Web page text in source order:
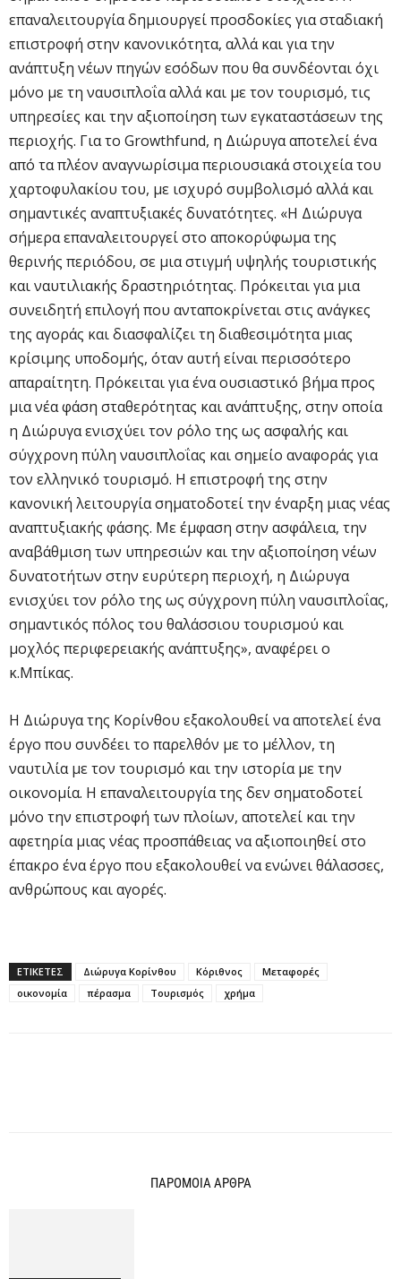
επαναλειτουργία δημιουργεί προσδοκίες για σταδιακή
επιστροφή στην κανονικότητα, αλλά και για την
ανάπτυξη νέων πηγών εσόδων που θα συνδέονται όχι
μόνο με τη ναυσιπλοΐα αλλά και με τον τουρισμό, τις
υπηρεσίες και την αξιοποίηση των εγκαταστάσεων της
περιοχής. Για το Growthfund, η Διώρυγα αποτελεί ένα
από τα πλέον αναγνωρίσιμα περιουσιακά στοιχεία του
χαρτοφυλακίου του, με ισχυρό συμβολισμό αλλά και
σημαντικές αναπτυξιακές δυνατότητες. «Η Διώρυγα
σήμερα επαναλειτουργεί στο αποκορύφωμα της
θερινής περιόδου, σε μια στιγμή υψηλής τουριστικής
και ναυτιλιακής δραστηριότητας. Πρόκειται για μια
συνειδητή επιλογή που ανταποκρίνεται στις ανάγκες
της αγοράς και διασφαλίζει τη διαθεσιμότητα μιας
κρίσιμης υποδομής, όταν αυτή είναι περισσότερο
απαραίτητη. Πρόκειται για ένα ουσιαστικό βήμα προς
μια νέα φάση σταθερότητας και ανάπτυξης, στην οποία
η Διώρυγα ενισχύει τον ρόλο της ως ασφαλής και
σύγχρονη πύλη ναυσιπλοΐας και σημείο αναφοράς για
τον ελληνικό τουρισμό. Η επιστροφή της στην
κανονική λειτουργία σηματοδοτεί την έναρξη μιας νέας
αναπτυξιακής φάσης. Με έμφαση στην ασφάλεια, την
αναβάθμιση των υπηρεσιών και την αξιοποίηση νέων
δυνατοτήτων στην ευρύτερη περιοχή, η Διώρυγα
ενισχύει τον ρόλο της ως σύγχρονη πύλη ναυσιπλοΐας,
σημαντικός πόλος του θαλάσσιου τουρισμού και
μοχλός περιφερειακής ανάπτυξης», αναφέρει o
κ.Μπίκας.
Η Διώρυγα της Κορίνθου εξακολουθεί να αποτελεί ένα
έργο που συνδέει το παρελθόν με το μέλλον, τη
ναυτιλία με τον τουρισμό και την ιστορία με την
οικονομία. Η επαναλειτουργία της δεν σηματοδοτεί
μόνο την επιστροφή των πλοίων, αποτελεί και την
αφετηρία μιας νέας προσπάθειας να αξιοποιηθεί στο
έπακρο ένα έργο που εξακολουθεί να ενώνει θάλασσες,
ανθρώπους και αγορές.
ΕΤΙΚΕΤΕΣ Διώρυγα Κορίνθου Κόριθνος
Μεταφορές
οικονομία
πέρασμα Τουρισμός χρήμα
ΠΑΡΟΜΟΙΑ ΑΡΘΡΑ